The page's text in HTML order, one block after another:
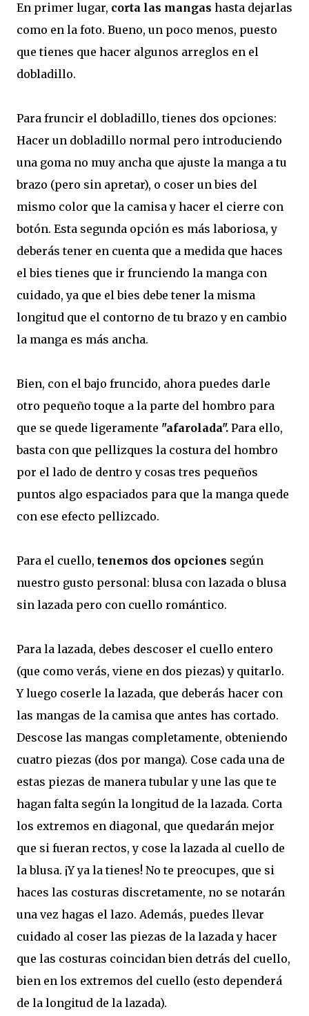
En primer lugar, corta las mangas hasta dejarlas
como en la foto. Bueno, un poco menos, puesto
que tienes que hacer algunos arreglos en el
dobladillo.
Para fruncir el dobladillo, tienes dos opciones:
Hacer un dobladillo normal pero introduciendo
una goma no muy ancha que ajuste la manga a tu
brazo (pero sin apretar), o coser un bies del
mismo color que la camisa y hacer el cierre con
botón. Esta segunda opción es más laboriosa, y
deberás tener en cuenta que a medida que haces
el bies tienes que ir frunciendo la manga con
cuidado, ya que el bies debe tener la misma
longitud que el contorno de tu brazo y en cambio
la manga es más ancha.
Bien, con el bajo fruncido, ahora puedes darle
otro pequeño toque a la parte del hombro para
que se quede ligeramente "afarolada". Para ello,
basta con que pellizques la costura del hombro
por el lado de dentro y cosas tres pequeños
puntos algo espaciados para que la manga quede
con ese efecto pellizcado.
Para el cuello, tenemos dos opciones según
nuestro gusto personal: blusa con lazada o blusa
sin lazada pero con cuello romántico.
Para la lazada, debes descoser el cuello entero
(que como verás, viene en dos piezas) y quitarlo.
Y luego coserle la lazada, que deberás hacer con
las mangas de la camisa que antes has cortado.
Descose las mangas completamente, obteniendo
cuatro piezas (dos por manga). Cose cada una de
estas piezas de manera tubular y une las que te
hagan falta según la longitud de la lazada. Corta
los extremos en diagonal, que quedarán mejor
que si fueran rectos, y cose la lazada al cuello de
la blusa. ¡Y ya la tienes! No te preocupes, que si
haces las costuras discretamente, no se notarán
una vez hagas el lazo. Además, puedes llevar
cuidado al coser las piezas de la lazada y hacer
que las costuras coincidan bien detrás del cuello,
bien en los extremos del cuello (esto dependerá
de la longitud de la lazada).